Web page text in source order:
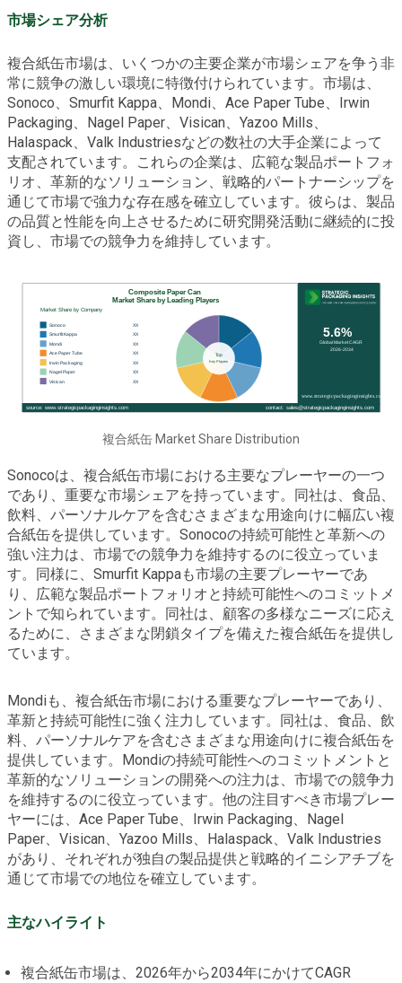
市場シェア分析
複合紙缶市場は、いくつかの主要企業が市場シェアを争う非
常に競争の激しい環境に特徴付けられています。市場は、
Sonoco、Smurfit Kappa、Mondi、Ace Paper Tube、Irwin
Packaging、Nagel Paper、Visican、Yazoo Mills、
Halaspack、Valk Industriesなどの数社の大手企業によって
支配されています。これらの企業は、広範な製品ポートフォ
リオ、革新的なソリューション、戦略的パートナーシップを
通じて市場で強力な存在感を確立しています。彼らは、製品
の品質と性能を向上させるために研究開発活動に継続的に投
資し、市場での競争力を維持しています。
複合紙缶 Market Share Distribution
Sonocoは、複合紙缶市場における主要なプレーヤーの一つ
であり、重要な市場シェアを持っています。同社は、食品、
飲料、パーソナルケアを含むさまざまな用途向けに幅広い複
合紙缶を提供しています。Sonocoの持続可能性と革新への
強い注力は、市場での競争力を維持するのに役立っていま
す。同様に、Smurfit Kappaも市場の主要プレーヤーであ
り、広範な製品ポートフォリオと持続可能性へのコミットメ
ントで知られています。同社は、顧客の多様なニーズに応え
るために、さまざまな閉鎖タイプを備えた複合紙缶を提供し
ています。
Mondiも、複合紙缶市場における重要なプレーヤーであり、
革新と持続可能性に強く注力しています。同社は、食品、飲
料、パーソナルケアを含むさまざまな用途向けに複合紙缶を
提供しています。Mondiの持続可能性へのコミットメントと
革新的なソリューションの開発への注力は、市場での競争力
を維持するのに役立っています。他の注目すべき市場プレー
ヤーには、Ace Paper Tube、Irwin Packaging、Nagel
Paper、Visican、Yazoo Mills、Halaspack、Valk Industries
があり、それぞれが独自の製品提供と戦略的イニシアチブを
通じて市場での地位を確立しています。
主なハイライト
複合紙缶市場は、2026年から2034年にかけてCAGR